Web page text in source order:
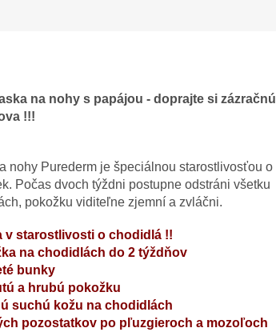
na nohy s papájou - doprajte si zázračnú
!!!
nohy Purederm je špeciálnou starostlivosťou o
. Počas dvoch týždni postupne odstráni všetku
, pokožku viditeľne zjemní a zvláčni.
v starostlivosti o chodidlá !!
na chodidlách do 2 týždňov
bunky
a hrubú pokožku
suchú kožu na chodidlách
pozostatkov po pľuzgieroch a mozoľoch